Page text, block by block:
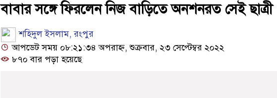
বাবার সঙ্গে ফিরলেন নিজ বাড়িতে অনশনরত সেই ছাত্রী
শহিদুল ইসলাম, রংপুর
আপডেট সময় ০৮:২১:৩৪ অপরাহ্ন, শুক্রবার, ২৩ সেপ্টেম্বর ২০২২
৮৭০ বার পড়া হয়েছে